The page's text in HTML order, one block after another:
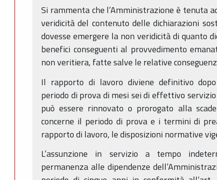
Si rammenta che l’Amministrazione è tenuta
veridicità del contenuto delle dichiarazioni
dovesse emergere la non veridicità di quanto
benefici conseguenti al provvedimento
non veritiera, fatte salve le relative
Il rapporto di lavoro diviene definitivo
periodo di prova di mesi sei di effettivo
può essere rinnovato o prorogato alla
concerne il periodo di prova e i termini di
rapporto di lavoro, le disposizioni normative
L’assunzione in servizio a tempo
permanenza alle dipendenze